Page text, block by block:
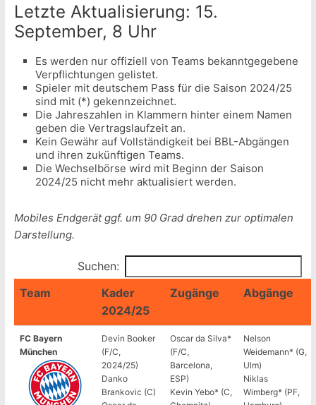
Letzte Aktualisierung: 15.
September, 8 Uhr
Es werden nur offiziell von Teams bekanntgegebene
Verpflichtungen gelistet.
Spieler mit deutschem Pass für die Saison 2024/25
sind mit (*) gekennzeichnet.
Die Jahreszahlen in Klammern hinter einem Namen
geben die Vertragslaufzeit an.
Kein Gewähr auf Vollständigkeit bei BBL-Abgängen
und ihren zukünftigen Teams.
Die Wechselbörse wird mit Beginn der Saison
2024/25 nicht mehr aktualisiert werden.
Mobiles Endgerät ggf. um 90 Grad drehen zur optimalen
Darstellung.
Suchen:
Team
Kader
2024/25
Zugänge Abgänge
FC Bayern
München
Devin Booker
(F/C,
2024/25)
Danko
Brankovic (C)
Oscar da Silva*
(F/C,
Barcelona,
ESP)
Kevin Yebo* (C,
Nelson
Weidemann* (G,
Ulm)
Niklas
Wimberg* (PF,